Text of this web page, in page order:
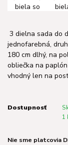
3 dielna sada do
jednofarebná,
180 cm dlhý, na
obliečka na
vhodný len na
Dostupnosť
1
Nie sme platcovia